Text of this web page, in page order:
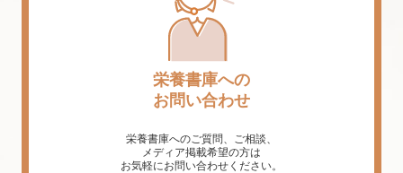
栄養書庫への
お問い合わせ
栄養書庫へのご質問、ご相談、
メディア掲載希望の方は
お気軽にお問い合わせください。